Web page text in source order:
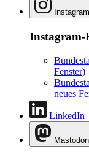
Instagram
Instagram-
Fenster)
neues
LinkedIn
Mastodon